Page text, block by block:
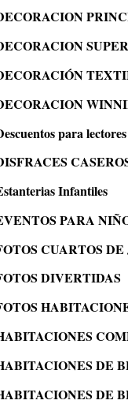
para lectores
Infantiles
PARA
CUARTOS DE
DIVERTIDAS
DE
DE